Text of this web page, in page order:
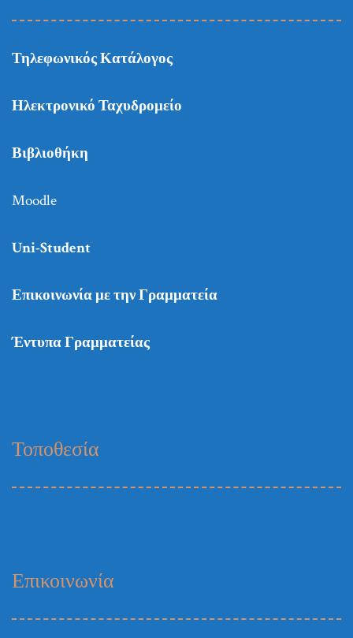
Τηλεφωνικός Κατάλογος
Ηλεκτρονικό Ταχυδρομείο
Βιβλιοθήκη
Moodle
Uni-Student
Επικοινωνία με την Γραμματεία
Έντυπα Γραμματείας
Τοποθεσία
Επικοινωνία